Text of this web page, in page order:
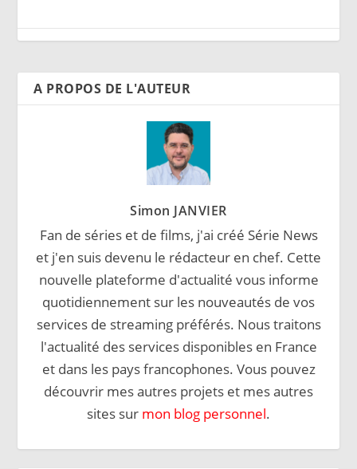
A PROPOS DE L'AUTEUR
Simon JANVIER
Fan de séries et de films, j'ai créé Série News
et j'en suis devenu le rédacteur en chef. Cette
nouvelle plateforme d'actualité vous informe
quotidiennement sur les nouveautés de vos
services de streaming préférés. Nous traitons
l'actualité des services disponibles en France
et dans les pays francophones. Vous pouvez
découvrir mes autres projets et mes autres
sites sur mon blog personnel.